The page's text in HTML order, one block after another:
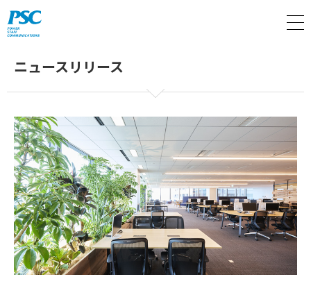
ニュースリリース